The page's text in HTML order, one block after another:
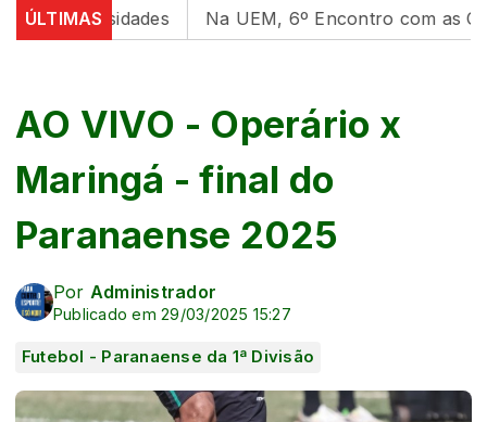
ÚLTIMAS Na UEM, 6º Encontro com as
AO VIVO - Operário x
Maringá - final do
Paranaense 2025
Por Administrador
Publicado em 29/03/2025 15:27
Futebol - Paranaense da 1ª Divisão